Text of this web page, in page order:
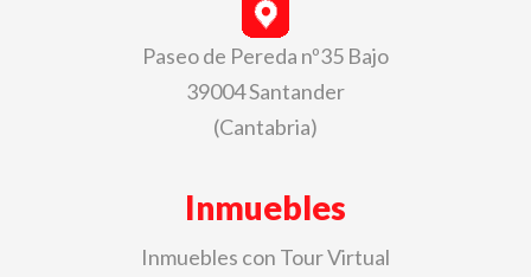
Paseo de Pereda nº35 Bajo
39004 Santander
(Cantabria)
Inmuebles
Inmuebles con Tour Virtual